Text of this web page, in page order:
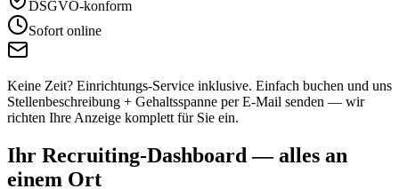
DSGVO-konform
Sofort online
Keine Zeit? Einrichtungs-Service inklusive. Einfach buchen und uns
Stellenbeschreibung + Gehaltsspanne per E-Mail senden — wir
richten Ihre Anzeige komplett für Sie ein.
Ihr Recruiting-Dashboard — alles an
einem Ort